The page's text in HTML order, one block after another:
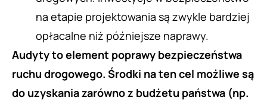
na etapie projektowania są zwykle bardziej
opłacalne niż późniejsze naprawy.
Audyty to element poprawy bezpieczeństwa
ruchu drogowego. Środki na ten cel możliwe są
do uzyskania zarówno z budżetu państwa (np.